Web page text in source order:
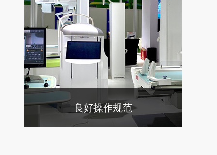
良好操作规范